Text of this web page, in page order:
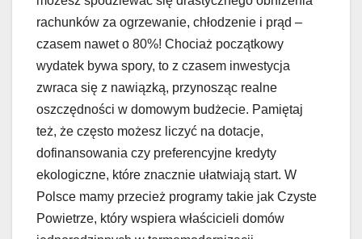
rachunków za ogrzewanie, chłodzenie i prąd –
czasem nawet o 80%! Chociaż początkowy
wydatek bywa spory, to z czasem inwestycja
zwraca się z nawiązką, przynosząc realne
oszczędności w domowym budżecie. Pamiętaj
też, że często możesz liczyć na dotacje,
dofinansowania czy preferencyjne kredyty
ekologiczne, które znacznie ułatwiają start. W
Polsce mamy przecież programy takie jak Czyste
Powietrze, który wspiera właścicieli domów